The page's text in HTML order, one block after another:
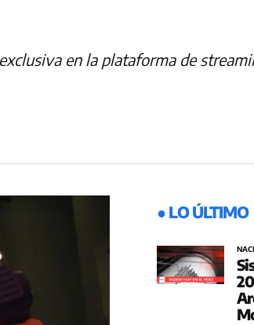
en la plataforma de
● LO ÚLTIMO